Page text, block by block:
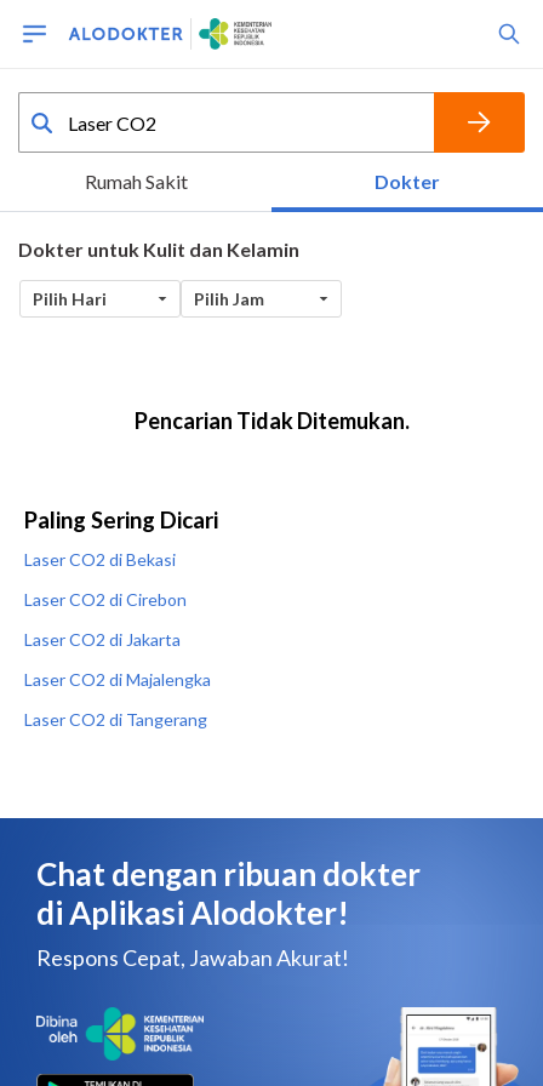
Paling Sering Dicari
Laser CO2 di Bekasi
Laser CO2 di Cirebon
Laser CO2 di Jakarta
Laser CO2 di Majalengka
Laser CO2 di Tangerang